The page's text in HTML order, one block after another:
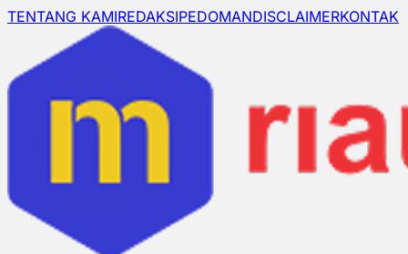
TENTANG KAMIREDAKSIPEDOMANDISCLAIMERKONTAK